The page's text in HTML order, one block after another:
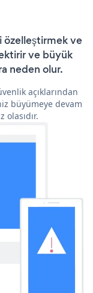
özelleştirmek ve
ve büyük
neden olur.
açıklarından
büyümeye devam
olasıdır.